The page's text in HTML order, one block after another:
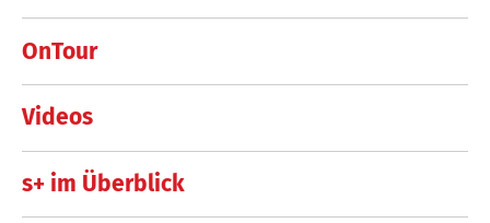
OnTour
Videos
s+ im Überblick